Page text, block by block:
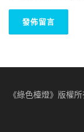
《綠色檯燈》版權